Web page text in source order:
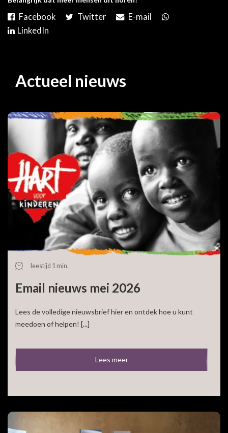
Actueel nieuws
leestijd 1 min.
Email nieuws mei 2026
Lees de volledige nieuwsbrief hier en ontdek hoe u kunt
meedoen of helpen! [...]
Lees meer